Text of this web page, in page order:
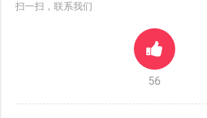
扫一扫，联系我们
56